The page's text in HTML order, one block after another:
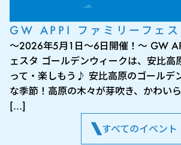
GW APPI ファミリーフェ
～2026年5月1日～6日開催！～ GW
ェスタ ゴールデンウィークは、安比高
って・楽しもう♪ 安比高原のゴールデ
な季節！高原の木々が芽吹き、かわい
[…]
すべてのイベント